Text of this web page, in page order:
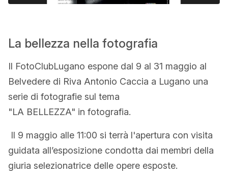
La bellezza nella fotografia
Il FotoClubLugano espone dal 9 al 31 maggio al
Belvedere di Riva Antonio Caccia a Lugano una
serie di fotografie sul tema
"LA BELLEZZA" in fotografia.
Il 9 maggio alle 11:00 si terrà l'apertura con visita
guidata all’esposizione condotta dai membri della
giuria selezionatrice delle opere esposte.